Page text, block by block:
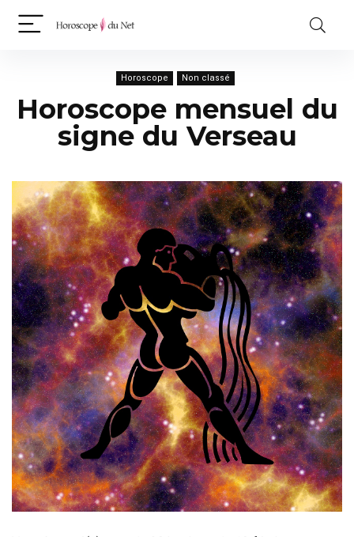
Horoscope Non classé
Horoscope mensuel du
signe du Verseau